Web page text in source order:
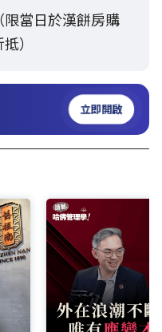
當日於漢餅房購
）
立即開啟